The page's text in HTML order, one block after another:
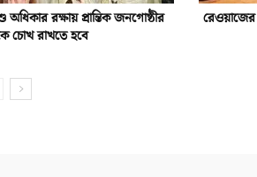
অধিকার রক্ষায় প্রান্তিক জনগোষ্ঠীর
চোখ রাখতে হবে
রেওয়াজের